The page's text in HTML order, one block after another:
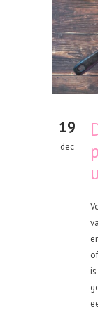
19
dec